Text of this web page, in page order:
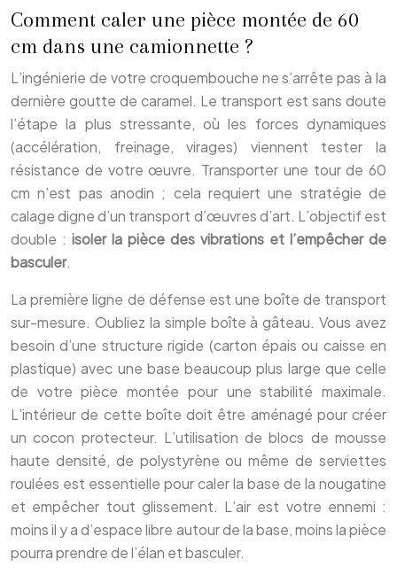
Comment caler une pièce montée de 60
cm dans une camionnette ?
L’ingénierie de votre croquembouche ne s’arrête pas à la
dernière goutte de caramel. Le transport est sans doute
l’étape la plus stressante, où les forces dynamiques
(accélération, freinage, virages) viennent tester la
résistance de votre œuvre. Transporter une tour de 60
cm n’est pas anodin ; cela requiert une stratégie de
calage digne d’un transport d’œuvres d’art. L’objectif est
double : isoler la pièce des vibrations et l’empêcher de
basculer.
La première ligne de défense est une boîte de transport
sur-mesure. Oubliez la simple boîte à gâteau. Vous avez
besoin d’une structure rigide (carton épais ou caisse en
plastique) avec une base beaucoup plus large que celle
de votre pièce montée pour une stabilité maximale.
L’intérieur de cette boîte doit être aménagé pour créer
un cocon protecteur. L’utilisation de blocs de mousse
haute densité, de polystyrène ou même de serviettes
roulées est essentielle pour caler la base de la nougatine
et empêcher tout glissement. L’air est votre ennemi :
moins il y a d’espace libre autour de la base, moins la pièce
pourra prendre de l’élan et basculer.